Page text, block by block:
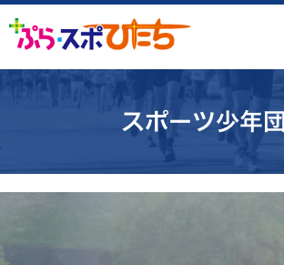
スポーツ少年団